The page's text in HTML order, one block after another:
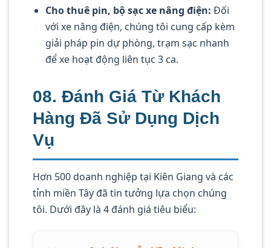
Cho thuê pin, bộ sạc xe nâng điện: Đối
với xe nâng điện, chúng tôi cung cấp kèm
giải pháp pin dự phòng, trạm sạc nhanh
để xe hoạt động liên tục 3 ca.
08. Đánh Giá Từ Khách
Hàng Đã Sử Dụng Dịch
Vụ
Hơn 500 doanh nghiệp tại Kiên Giang và các
tỉnh miền Tây đã tin tưởng lựa chọn chúng
tôi. Dưới đây là 4 đánh giá tiêu biểu: